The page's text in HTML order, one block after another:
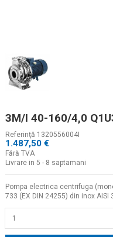
3M/I 40-160/4,0
Referinţă 1320556004I
1.487,50 €
Fără TVA
Livrare in 5 - 8 saptamani
Pompa electrica centrifuga
733 (EX DIN 24255) din inox AISI